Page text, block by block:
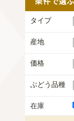
タイプ
産地
価格
ぶどう品種
在庫